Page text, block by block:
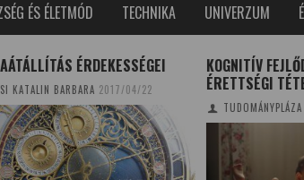
ÉS ÉLETMÓD TECHNIKA UNIVERZUM
ÉRDEKESSÉGEI
KATALIN BARBARA 2017/04/22
KOGNITÍV
ÉRETTSÉGI
TUDOMÁNYPLÁZA